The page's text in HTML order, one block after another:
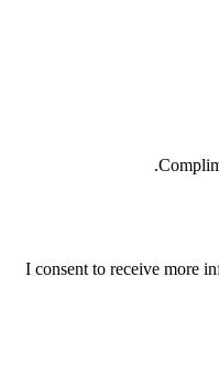
I consent to receive more